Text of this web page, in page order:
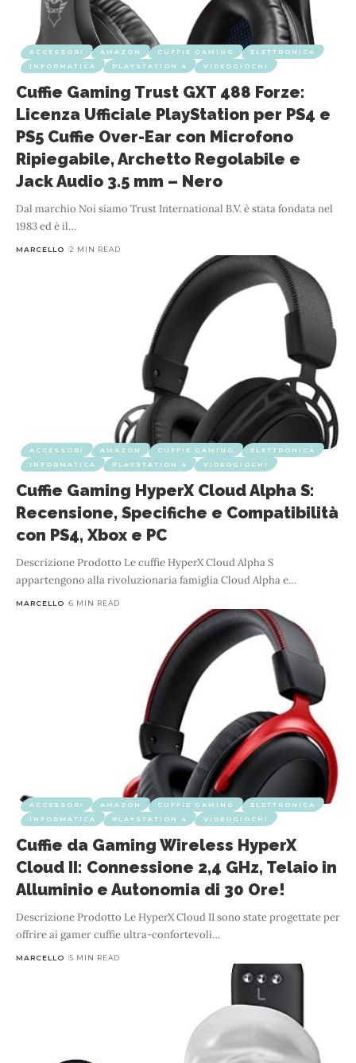
ACCESSORI AMAZON CUFFIE GAMING
ELETTRONICA
INFORMATICA
PLAYSTATION 4 VIDEOGIOCHI
Cuffie Gaming Trust GXT 488 Forze:
Licenza Ufficiale PlayStation per PS4 e
PS5 Cuffie Over-Ear con Microfono
Ripiegabile, Archetto Regolabile e
Jack Audio 3.5 mm – Nero
Dal marchio Noi siamo Trust International B.V. è stata fondata nel
1983 ed è il…
MARCELLO 2 MIN READ
ACCESSORI AMAZON CUFFIE GAMING
ELETTRONICA
INFORMATICA
PLAYSTATION 4 VIDEOGIOCHI
Cuffie Gaming HyperX Cloud Alpha S:
Recensione, Specifiche e Compatibilità
con PS4, Xbox e PC
Descrizione Prodotto Le cuffie HyperX Cloud Alpha S
appartengono alla rivoluzionaria famiglia Cloud Alpha e…
MARCELLO 6 MIN READ
ACCESSORI AMAZON CUFFIE GAMING
ELETTRONICA
INFORMATICA
PLAYSTATION 4 VIDEOGIOCHI
Cuffie da Gaming Wireless HyperX
Cloud II: Connessione 2,4 GHz, Telaio in
Alluminio e Autonomia di 30 Ore!
Descrizione Prodotto Le HyperX Cloud II sono state progettate per
offrire ai gamer cuffie ultra-confortevoli…
MARCELLO 5 MIN READ